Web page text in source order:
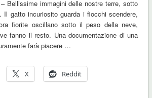
Bellissime immagini delle nostre terre, sotto
Il gatto incuriosito guarda i fiocchi scendere,
fiorite oscillano sotto il peso della neve,
fanno il resto. Una documentazione di una
farà piacere …
X Reddit